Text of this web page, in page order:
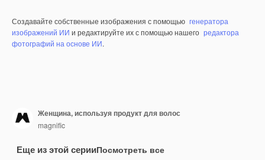
Создавайте собственные изображения с помощью генератора
изображений ИИ и редактируйте их с помощью нашего редактора
фотографий на основе ИИ.
Женщина, используя продукт для волос
magnific
Еще из этой серииПосмотреть все